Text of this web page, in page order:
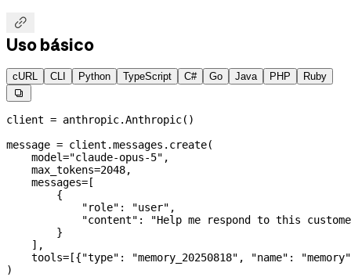

Uso básico
cURL CLI Python TypeScript C# Go Java PHP Ruby

client = anthropic.Anthropic()
message = client.messages.create(
    model
="claude-opus-5" ,
    max_tokens
=2048,
    messages
= [
        {
            "role"
: "user" ,
            "content"
:
"Help me respond to this
        }
    ],
    tools
= [{"type" : "memory_20250818" , "name" :
"memory"
)